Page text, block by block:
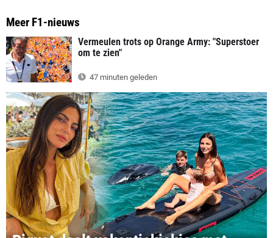
Meer F1-nieuws
Vermeulen trots op Orange Army: "Superstoer
om te zien"
47 minuten geleden